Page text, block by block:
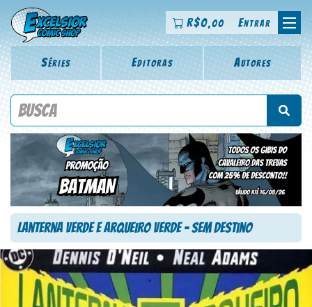
R$0,00 Entrar
Séries Editoras Autores
Procure por título da revista, personagem, série, escritor,
Lanterna Verde e Arqueiro Verde – Sem Destino